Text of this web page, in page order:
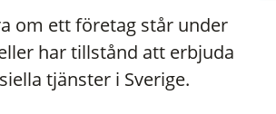
om ett företag står under
har tillstånd att erbjuda
tjänster i Sverige.